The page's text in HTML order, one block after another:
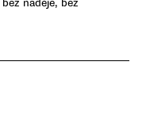
naděje, bez